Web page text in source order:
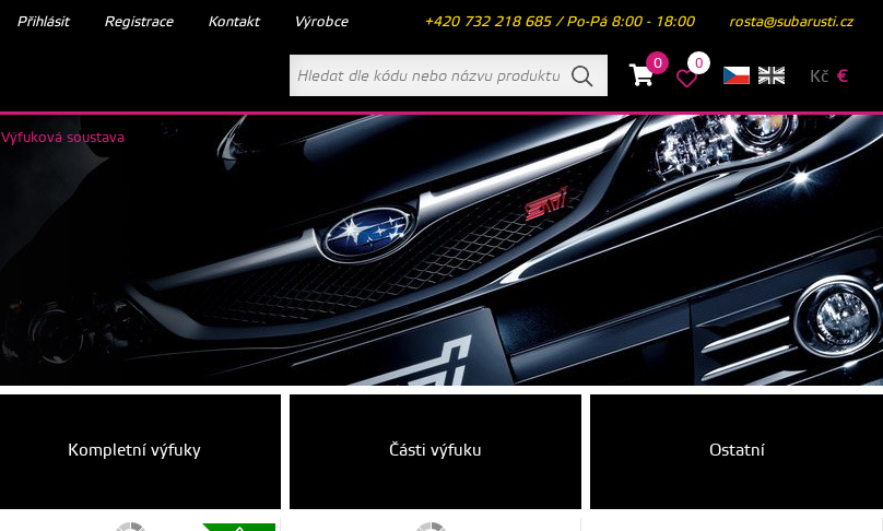
Přihlásit Registrace Kontakt Výrobce +420 732 218 685 / Po-Pá 8:00 - 18:00 rosta@subarusti.cz
0 0
Kč €
Výfuková soustava
Kompletní výfuky Části výfuku Ostatní